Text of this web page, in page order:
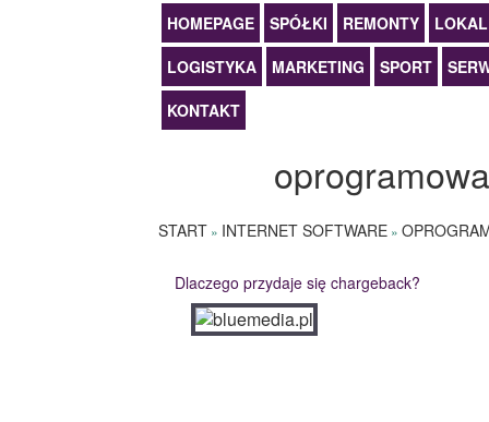
HOMEPAGE SPÓŁKI REMONTY
LOGISTYKA
MARKETING SPORT
KONTAKT
START » INTERNET SOFTWARE »
Dlaczego przydaje się chargeback?